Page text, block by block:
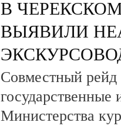
В
ВЫЯВИЛИ
Совместный рейд
государственные
Министерства